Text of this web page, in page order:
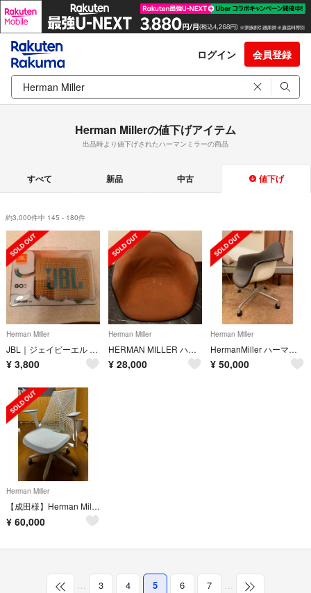
ログイン 会員登録
Herman Millerの値下げアイテム
出品時より値下げされたハーマンミラーの商品
すべて 新品 中古 値下げ
約3,000件中 145 - 180件
Herman Miller
JBL｜ジェイビーエル ブルートゥース スピーカー イエロー JBLGO3YEL
¥ 3,800
Herman Miller
HERMAN MILLER ハーマンミラー イームズ アームシェルチェア
¥ 28,000
Herman Miller
HermanMiller ハーマンミラー アームシェルチェア キャスターベース
¥ 50,000
Herman Miller
【成田様】Herman Miller SAYL Chair
¥ 60,000
… 3 4 5 6 7 …